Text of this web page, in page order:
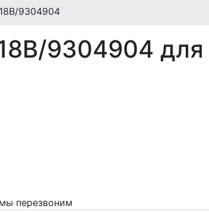
9304904
9304904 для
перезвоним